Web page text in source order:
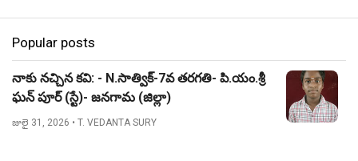
Popular posts
నాకు నచ్చిన కవి: - N.సాత్విక్-7వ తరగతి- పి.యం.శ్రీ
ఘన్ పూర్ (స్టే)- జనగామ (జిల్లా)
జులై 31, 2026 • T. VEDANTA SURY